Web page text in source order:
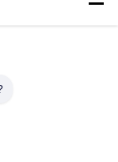
150 × 45 ×
Burning Smoke